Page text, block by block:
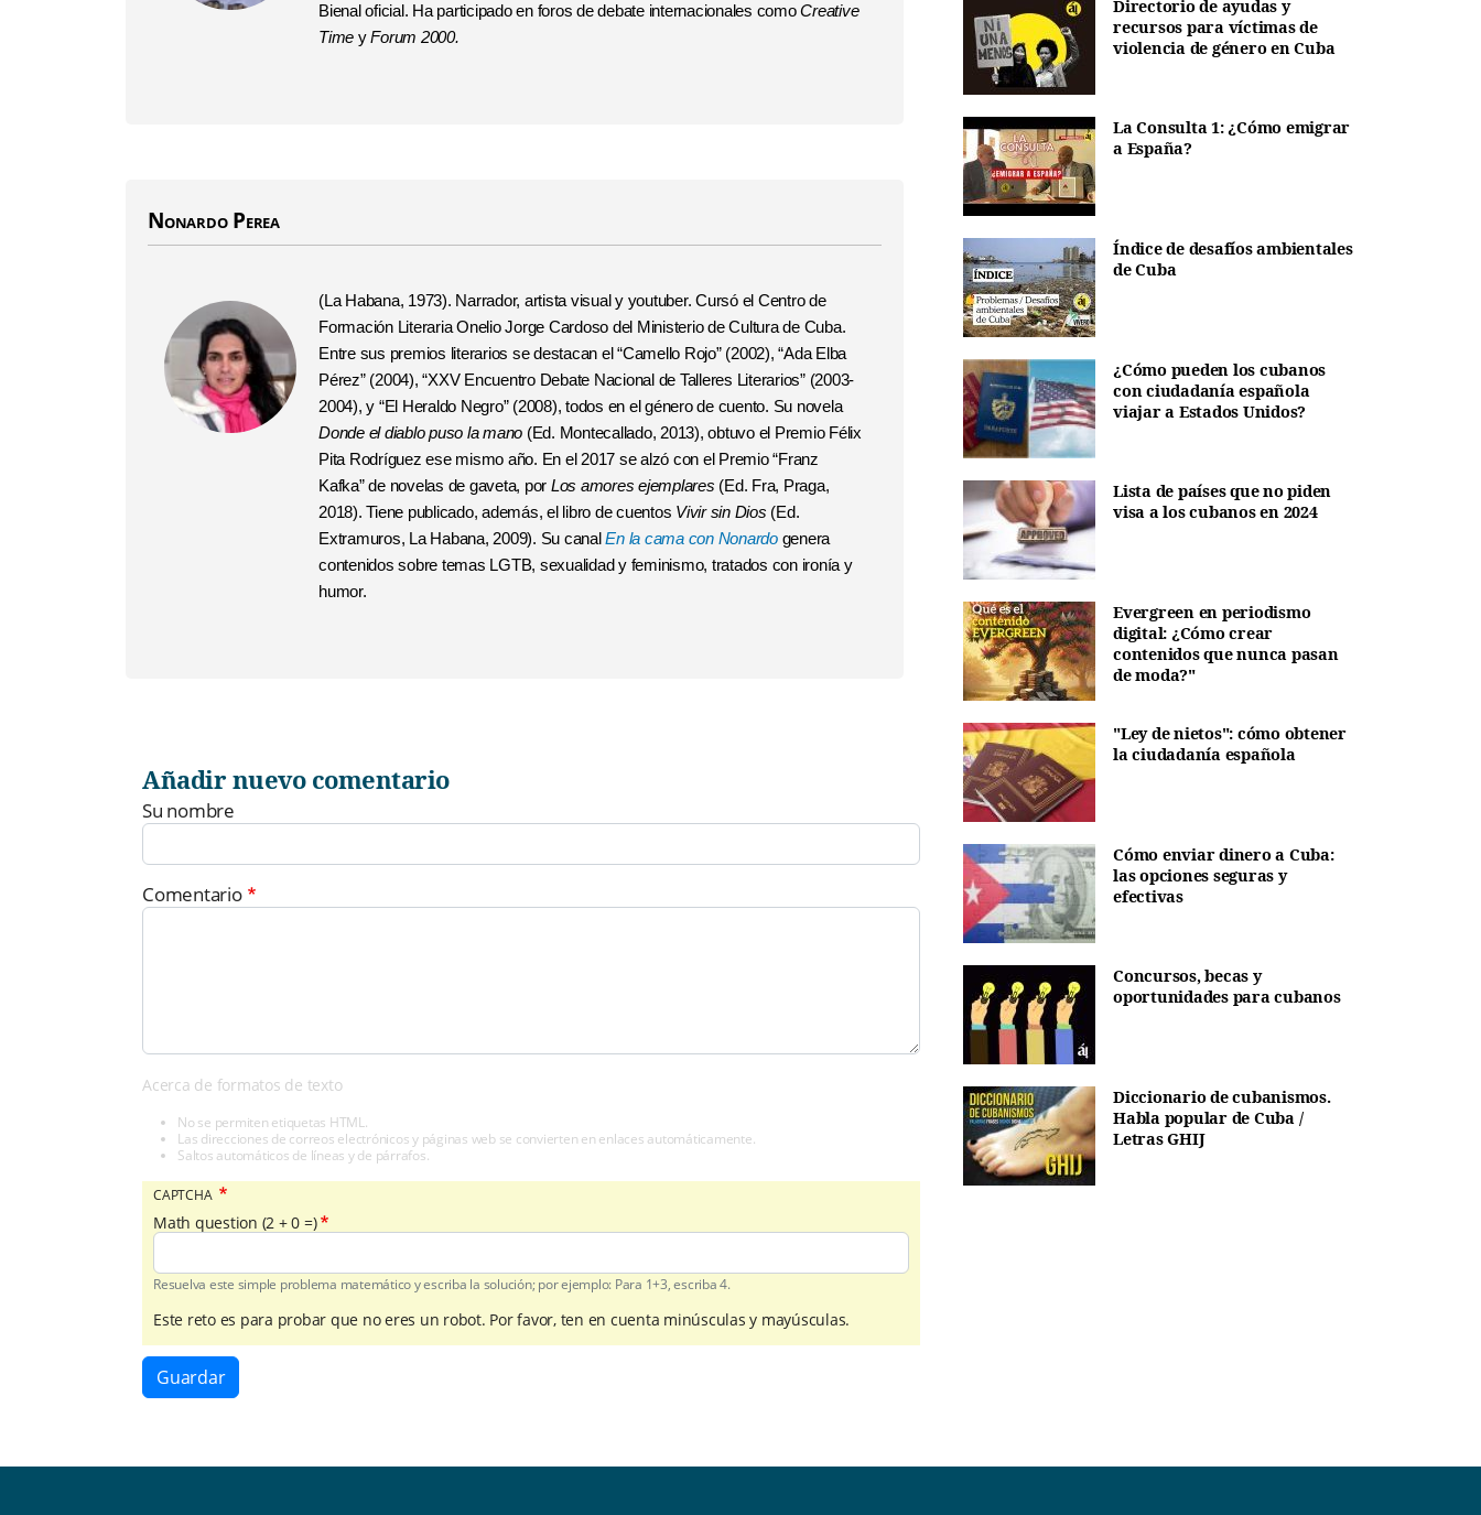
Bienal oficial. Ha participado en foros de debate internacionales comoCreative
Time yForum 2000.
Nonardo Perea
(La Habana, 1973). Narrador, artista visual y youtuber. Cursó el Centro de
Formación Literaria Onelio Jorge Cardoso del Ministerio de Cultura de Cuba.
Entre sus premios literarios se destacan el “Camello Rojo” (2002), “Ada Elba
Pérez” (2004), “XXV Encuentro Debate Nacional de Talleres Literarios” (2003-
2004), y “El Heraldo Negro” (2008), todos en el género de cuento. Su novela
Donde el diablo puso la mano (Ed. Montecallado, 2013), obtuvo el Premio Félix
Pita Rodríguez ese mismo año. En el 2017 se alzó con el Premio “Franz
Kafka” de novelas de gaveta, por Los amores ejemplares (Ed. Fra, Praga,
2018).Tiene publicado, además, el libro de cuentos Vivir sin Dios (Ed.
Extramuros, La Habana, 2009). Su canalEn la cama con Nonardo genera
contenidos sobre temas LGTB, sexualidad y feminismo, tratados con ironía y
humor.
Añadir nuevo comentario
Su nombre
Comentario
Acerca de formatos de texto
No se permiten etiquetas HTML.
Las direcciones de correos electrónicos y páginas web se convierten en enlaces automáticamente.
Saltos automáticos de líneas y de párrafos.
CAPTCHA
Math question (2 + 0 =)
Resuelva este simple problema matemático y escriba la solución; por ejemplo: Para 1+3, escriba 4.
Este reto es para probar que no eres un robot. Por favor, ten en cuenta minúsculas y mayúsculas.
Guardar
Directorio de ayudas y
recursos para víctimas de
violencia de género en Cuba
La Consulta 1: ¿Cómo emigrar
a España?
Índice de desafíos ambientales
de Cuba
¿Cómo pueden los cubanos
con ciudadanía española
viajar a Estados Unidos?
Lista de países que no piden
visa a los cubanos en 2024
Evergreen en periodismo
digital: ¿Cómo crear
contenidos que nunca pasan
de moda?"
"Ley de nietos": cómo obtener
la ciudadanía española
Cómo enviar dinero a Cuba:
las opciones seguras y
efectivas
Concursos, becas y
oportunidades para cubanos
Diccionario de cubanismos.
Habla popular de Cuba /
Letras GHIJ